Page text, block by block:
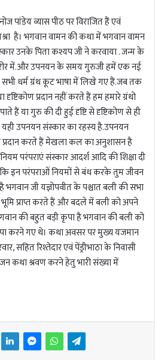
पांडेय व्यास पीठ पर विराजित हैं एवं
है। भगवान वामन की कथा में भगवान वामन
उनके पिता कश्यप जी ने करवाया . जन्म के
में.और उपनयन के समय गुरुजी हमें एक नई
सभी धर्म ग्रंथ कूट भाषा में लिखे गए हैं.जब तक
प्रदान नहीं करते हैं हम हमारे ग्रंथो
हैं या गुरु की दी हुई दृष्टि से दृष्टिकोण से ही
यही उपनयन संस्कार का रहस्य है.उपनयन
करते हैं मेखला कल का अनुशासन है
परंपराएं संस्कार आदर्श आदि की शिक्षा दी
कि इन परंपराओं नियमों से बंध करके तुम जीवन
जी यज्ञोपवीत के पश्चात बली की सभा
प्राप्त करते हैं और बदले में बली को अपने
की बहुत बड़ी कृपा है भगवान की बली को
करने गए थे। कथा अवसर पर मुख्य यजमान
सहित रिश्तेदार एवं पेंड्रीभाठा के निवासी
कथा श्रवण करने हेतु भारी संख्या में